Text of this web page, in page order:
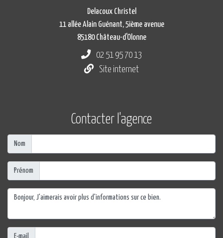
Delacoux Christel
11 allée Alain Guénant, 5ième avenue
85180 Château-d'Olonne
02 51 95 70 13
Site internet
Contacter l'agence
Nom
Prénom
E-mail